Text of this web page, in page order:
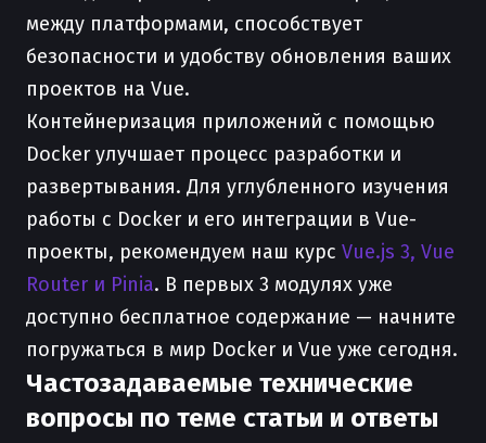
между платформами, способствует
безопасности и удобству обновления ваших
проектов на Vue.
Контейнеризация приложений с помощью
Docker улучшает процесс разработки и
развертывания. Для углубленного изучения
работы с Docker и его интеграции в Vue-
проекты, рекомендуем наш курс Vue.js 3, Vue
Router и Pinia. В первых 3 модулях уже
доступно бесплатное содержание — начните
погружаться в мир Docker и Vue уже сегодня.
Частозадаваемые технические
вопросы по теме статьи и ответы